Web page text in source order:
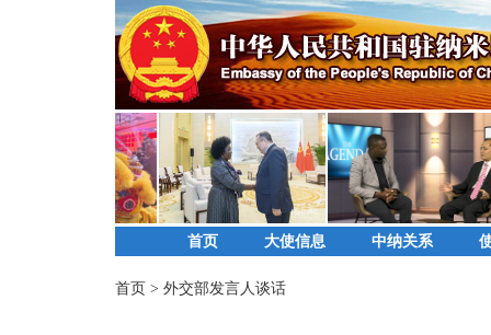
首页 大使信息 中纳关系
首页 > 外交部发言人谈话